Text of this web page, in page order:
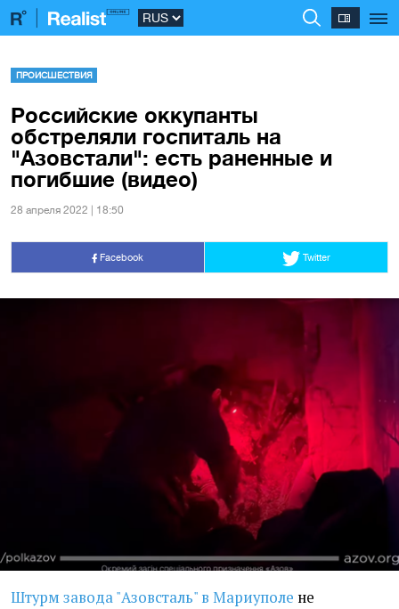
ПРОИСШЕСТВИЯ
Российские оккупанты
обстреляли госпиталь на
"Азовстали": есть раненные и
погибшие (видео)
28 апреля 2022 | 18:50
Facebook Twitter
Штурм завода "Азовсталь" в Мариуполе не